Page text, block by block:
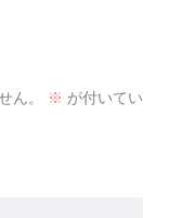
ん。 ※ が付いてい